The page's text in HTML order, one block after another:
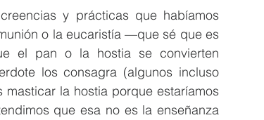
y prácticas que habíamos
o la eucaristía —que sé que es
el pan o la hostia se convierten
los consagra (algunos incluso
la hostia porque estaríamos
que esa no es la enseñanza